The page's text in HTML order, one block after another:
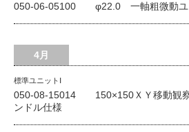
050-06-05100 φ22.0 一軸粗微動ユニ
4月
標準ユニットⅠ
050-08-15014 150×150ＸＹ移動観察
ンドル仕様